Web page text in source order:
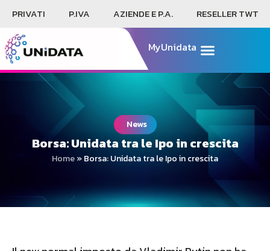
PRIVATI P.IVA AZIENDE E P.A. RESELLER TWT
MyUnidata
News
Borsa: Unidata tra le Ipo in crescita
Home»Borsa: Unidata tra le Ipo in crescita